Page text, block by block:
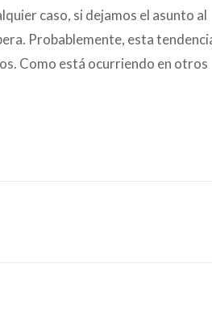
caso, si dejamos el asunto al
Probablemente, esta
Como está ocurriendo en otros